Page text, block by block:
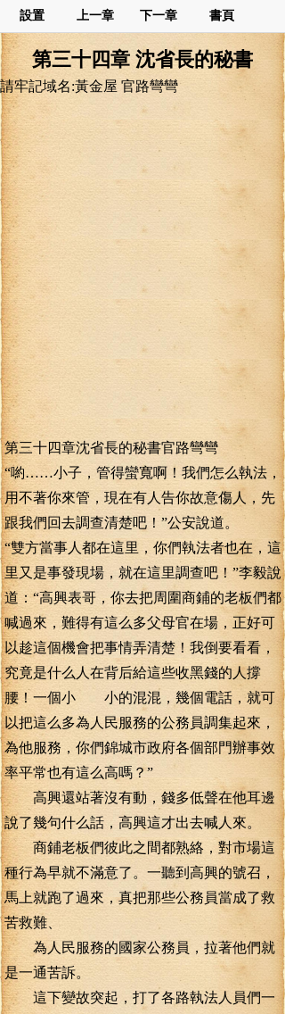
設置 上一章 下一章 書頁
第三十四章 沈省長的秘書
請牢記域名:黃金屋 官路彎彎
第三十四章沈省長的秘書官路彎彎
“喲……小子，管得蠻寬啊！我們怎么執法，
用不著你來管，現在有人告你故意傷人，先
跟我們回去調查清楚吧！”公安說道。
“雙方當事人都在這里，你們執法者也在，這
里又是事發現場，就在這里調查吧！”李毅說
道：“高興表哥，你去把周圍商鋪的老板們都
喊過來，難得有這么多父母官在場，正好可
以趁這個機會把事情弄清楚！我倒要看看，
究竟是什么人在背后給這些收黑錢的人撐
腰！一個小 小的混混，幾個電話，就可
以把這么多為人民服務的公務員調集起來，
為他服務，你們錦城市政府各個部門辦事效
率平常也有這么高嗎？”
高興還站著沒有動，錢多低聲在他耳邊
說了幾句什么話，高興這才出去喊人來。
商鋪老板們彼此之間都熟絡，對市場這
種行為早就不滿意了。一聽到高興的號召，
馬上就跑了過來，真把那些公務員當成了救
苦救難、
為人民服務的國家公務員，拉著他們就
是一通苦訴。
這下變故突起，打了各路執法人員們一